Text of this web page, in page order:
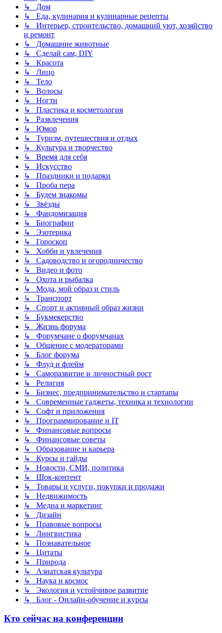
↳ Дом
↳ Еда, кулинария и кулинарные рецепты
↳ Интерьер, строительство, домашний уют, хозяйство
и ремонт
↳ Домашние животные
↳ Сделай сам, DIY
↳ Красота
↳ Лицо
↳ Тело
↳ Волосы
↳ Ногти
↳ Пластика и косметология
↳ Развлечения
↳ Юмор
↳ Туризм, путешествия и отдых
↳ Культура и творчество
↳ Время для себя
↳ Искусство
↳ Праздники и подарки
↳ Проба пера
↳ Будем знакомы
↳ Звёзды
↳ Фандомизация
↳ Биографии
↳ Эзотерика
↳ Гороскоп
↳ Хобби и увлечения
↳ Садоводство и огородничество
↳ Видео и фото
↳ Охота и рыбалка
↳ Мода, мой образ и стиль
↳ Транспорт
↳ Спорт и активный образ жизни
↳ Букмекерство
↳ Жизнь форума
↳ Форумчане о форумчанах
↳ Общение с модераторами
↳ Блог форума
↳ Флуд и флейм
↳ Саморазвитие и личностный рост
↳ Религия
↳ Бизнес, предпринимательство и стартапы
↳ Современные гаджеты, техника и технологии
↳ Софт и приложения
↳ Программирование и IT
↳ Финансовые вопросы
↳ Финансовые советы
↳ Образование и карьера
↳ Курсы и гайды
↳ Новости, СМИ, политика
↳ Шок-контент
↳ Товары и услуги, покупки и продажи
↳ Недвижимость
↳ Медиа и маркетинг
↳ Дизайн
↳ Правовые вопросы
↳ Лингвистика
↳ Познавательное
↳ Цитаты
↳ Природа
↳ Азиатская культура
↳ Наука и космос
↳ Экология и устойчивое развитие
↳ Блог - Онлайн-обучение и курсы
Кто сейчас на конференции